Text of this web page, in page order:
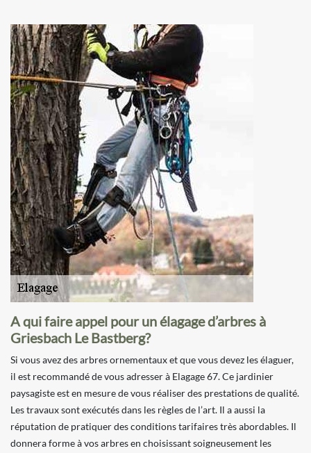
A qui faire appel pour un élagage d’arbres à
Griesbach Le Bastberg?
Si vous avez des arbres ornementaux et que vous devez les élaguer,
il est recommandé de vous adresser à Elagage 67. Ce jardinier
paysagiste est en mesure de vous réaliser des prestations de qualité.
Les travaux sont exécutés dans les règles de l’art. Il a aussi la
réputation de pratiquer des conditions tarifaires très abordables. Il
donnera forme à vos arbres en choisissant soigneusement les